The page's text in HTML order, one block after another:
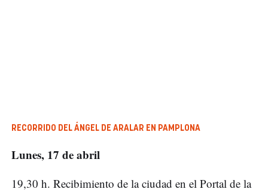
RECORRIDO DEL ÁNGEL DE ARALAR EN PAMPLONA
Lunes, 17 de abril
19,30 h. Recibimiento de la ciudad en el Portal de la